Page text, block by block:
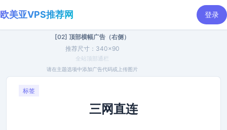
欧美亚VPS推荐网 登录
[02] 顶部横幅广告（右侧）
推荐尺寸：340×90
全站顶部通栏
请在主题选项中添加广告代码或上传图片
标签
三网直连